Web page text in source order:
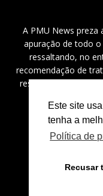
A PMU News preza
apuração de todo
ressaltando, no
recomendação de
responsabilizando
2024 ©PMU
Este site
tenha a
Política de
Recusar